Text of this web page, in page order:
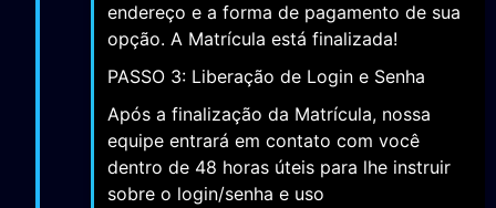
endereço e a forma de pagamento de sua
opção. A Matrícula está finalizada!
PASSO 3: Liberação de Login e Senha
Após a finalização da Matrícula, nossa
equipe entrará em contato com você
dentro de 48 horas úteis para lhe instruir
sobre o login/senha e uso